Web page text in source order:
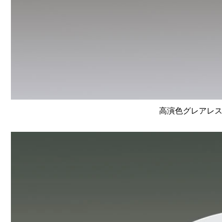
高演色グレアレ